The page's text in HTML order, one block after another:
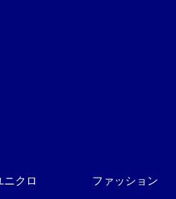
ニクロ ファッション